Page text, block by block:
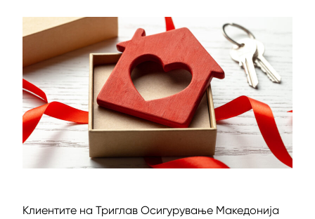
Клиентите на Триглав Осигурување Македонија